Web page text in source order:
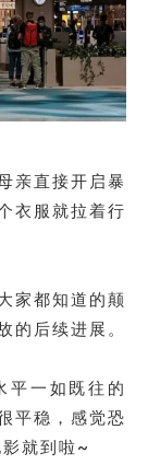
亲直接开启暴
衣服就拉着行
家都知道的颠
的后续进展。
平一如既往的
平稳，感觉恐
就到啦~